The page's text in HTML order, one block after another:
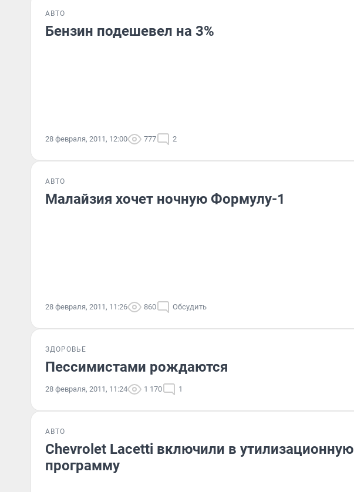
АВТО
Бензин подешевел на 3%
28 февраля, 2011, 12:00 777 2
АВТО
Малайзия хочет ночную Формулу-1
28 февраля, 2011, 11:26 860 Обсудить
ЗДОРОВЬЕ
Пессимистами рождаются
28 февраля, 2011, 11:24 1 170 1
АВТО
Chevrolet Lacetti включили в утилизационную
программу